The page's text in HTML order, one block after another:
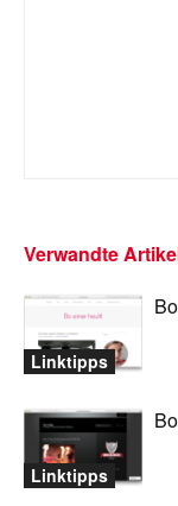
Verwandte
Linktipps
Linktipps